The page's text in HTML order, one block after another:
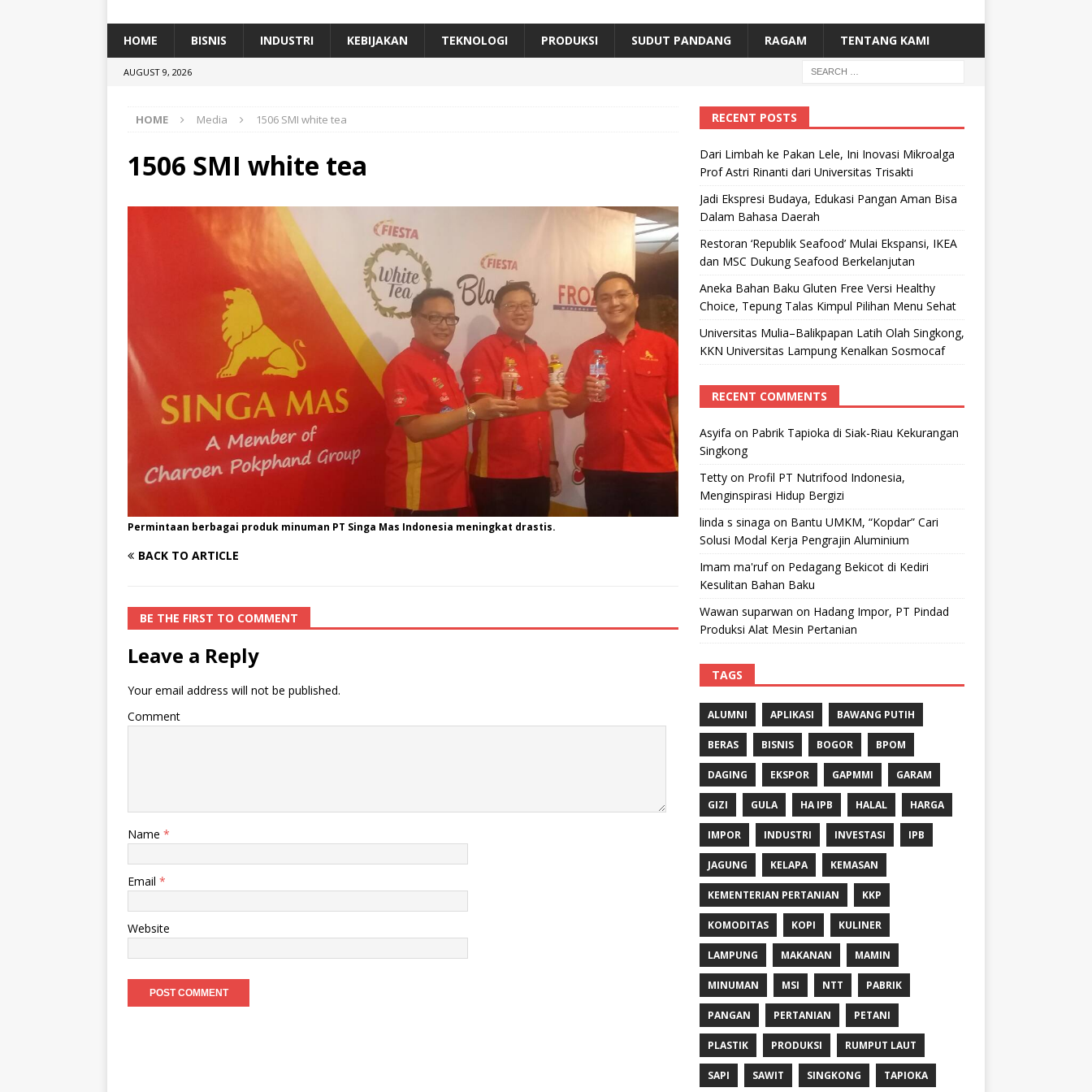
[ July 11, 2026 ] Dari Limbah ke Pakan Lele, Ini Inovasi Mikroalga Prof Astri Rinanti dari Universitas Trisakti
HOME BISNIS INDUSTRI KEBIJAKAN TEKNOLOGI PRODUKSI SUDUT PANDANG RAGAM TENTANG KAMI
AUGUST 9, 2026
HOME Media 1506 SMI white tea
1506 SMI white tea
Permintaan berbagai produk minuman PT Singa Mas Indonesia meningkat drastis.
BACK TO ARTICLE
BE THE FIRST TO COMMENT
Leave a Reply
Your email address will not be published.
Comment
Name *
Email *
Website
RECENT POSTS
Dari Limbah ke Pakan Lele, Ini Inovasi Mikroalga
Prof Astri Rinanti dari Universitas Trisakti
Jadi Ekspresi Budaya, Edukasi Pangan Aman Bisa
Dalam Bahasa Daerah
Restoran ‘Republik Seafood’ Mulai Ekspansi, IKEA
dan MSC Dukung Seafood Berkelanjutan
Aneka Bahan Baku Gluten Free Versi Healthy
Choice, Tepung Talas Kimpul Pilihan Menu Sehat
Universitas Mulia–Balikpapan Latih Olah Singkong,
KKN Universitas Lampung Kenalkan Sosmocaf
RECENT COMMENTS
Asyifa on Pabrik Tapioka di Siak-Riau Kekurangan
Singkong
Tettyon Profil PT Nutrifood Indonesia,
Menginspirasi Hidup Bergizi
linda s sinaga on Bantu UMKM, “Kopdar” Cari
Solusi Modal Kerja Pengrajin Aluminium
Imam ma'rufon Pedagang Bekicot di Kediri
Kesulitan Bahan Baku
Wawan suparwan on Hadang Impor, PT Pindad
Produksi Alat Mesin Pertanian
TAGS
ALUMNI APLIKASI BAWANG PUTIH
BERAS BISNIS BOGOR BPOM
DAGING EKSPOR GAPMMI GARAM
GIZI GULA HA IPB HALAL HARGA
IMPOR INDUSTRI INVESTASI IPB
JAGUNG KELAPA KEMASAN
KEMENTERIAN PERTANIAN KKP
KOMODITAS KOPI KULINER
LAMPUNG MAKANAN MAMIN
MINUMAN MSI NTT PABRIK
PANGAN PERTANIAN PETANI
PLASTIK PRODUKSI RUMPUT LAUT
SAPI SAWIT SINGKONG TAPIOKA